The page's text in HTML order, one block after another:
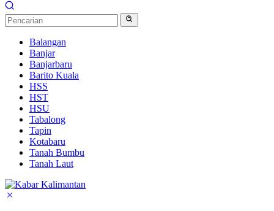
Balangan
Banjar
Banjarbaru
Barito Kuala
HSS
HST
HSU
Tabalong
Tapin
Kotabaru
Tanah Bumbu
Tanah Laut